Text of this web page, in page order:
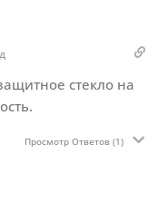
стекло на
Просмотр Ответов(1)